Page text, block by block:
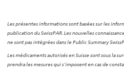
Les présentes informations sont basées sur les
publication du SwissPAR. Les nouvelles
ne sont pas intégrées dans le Public Summary
Les médicaments autorisés en Suisse sont sous la
prendra les mesures qui s’imposent en cas de